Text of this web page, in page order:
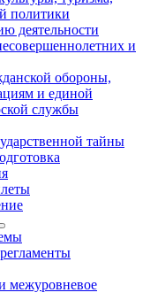
политики
деятельности
и
обороны,
и единой
службы
тайны
межуровневое